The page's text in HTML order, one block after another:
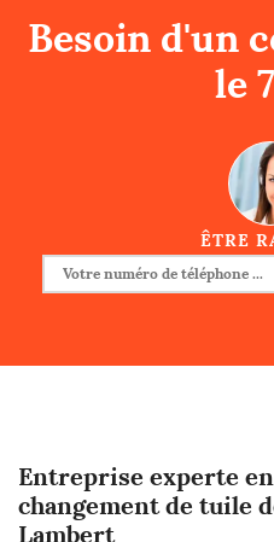
Besoin d'un
le
ÊTRE
Entreprise experte
changement de tuile
Lambert